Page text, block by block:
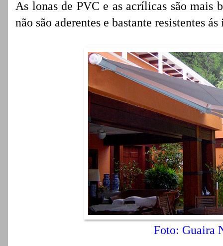
As lonas de PVC e as acrílicas são mais
não são aderentes e bastante resistentes
Foto: Guaira